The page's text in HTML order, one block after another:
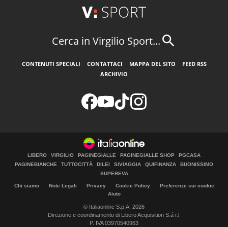
Cerca in Virgilio Sport...
CONTENUTI SPECIALI CONTATTACI MAPPA DEL SITO
FEED RSS
ARCHIVIO
LIBERO VIRGILIO PAGINEGIALLE PAGINEGIALLE SHOP
PGCASA
PAGINEBIANCHE
TUTTOCITTÀ DILEI SIVIAGGIA QUIFINANZA
BUONISSIMO
SUPEREVA
Chi siamo Note Legali Privacy Cookie Policy
Preferenze sui cookie
Aiuto
© Italiaonline S.p.A. 2026
Direzione e coordinamento di Libero Acquisition S.á r.l.
P. IVA 03970540963